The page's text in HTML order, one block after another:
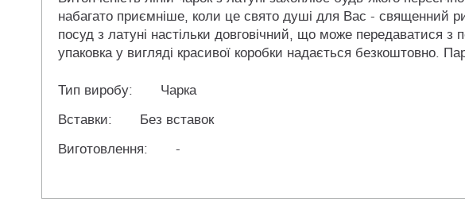
набагато приємніше, коли це свято душі для Вас - священний
посуд з латуні настільки довговічний, що може передаватися з
упаковка у вигляді красивої коробки надається
Тип виробу: Чарка
Вставки:
Без вставок
Виготовлення:
-